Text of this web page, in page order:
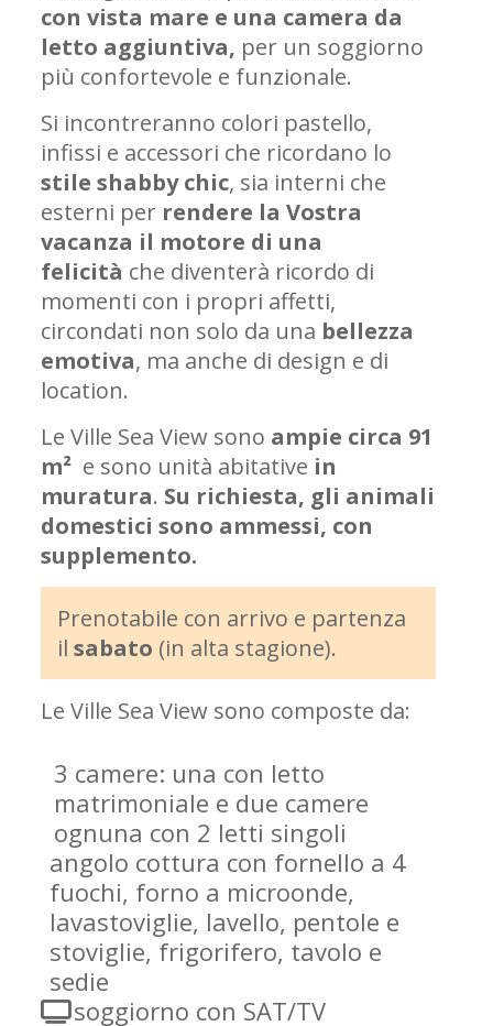
con vista mare e una camera da
letto aggiuntiva, per un soggiorno
più confortevole e funzionale.
Si incontreranno colori pastello,
infissi e accessori che ricordano lo
stile shabby chic, sia interni che
esterni per rendere la Vostra
vacanza il motore di una
felicità che diventerà ricordo di
momenti con i propri affetti,
circondati non solo da una bellezza
emotiva, ma anche di design e di
location.
Le Ville Sea View sono ampie circa 91
m²e sono unità abitative in
muratura. Su richiesta, gli animali
domestici sono ammessi, con
supplemento.
Prenotabile con arrivo e partenza
il sabato (in alta stagione).
Le Ville Sea View sono composte da:
3 camere: una con letto
matrimoniale e due camere
ognuna con 2 letti singoli
angolo cottura con fornello a 4
fuochi, forno a microonde,
lavastoviglie, lavello, pentole e
stoviglie, frigorifero, tavolo e
sedie
soggiorno con SAT/TV